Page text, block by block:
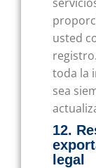
usted
toda la
sea
12.
legal